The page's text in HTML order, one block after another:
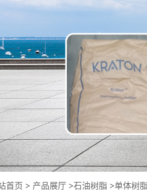
首页 > 产品展厅 >石油树脂 >单体树